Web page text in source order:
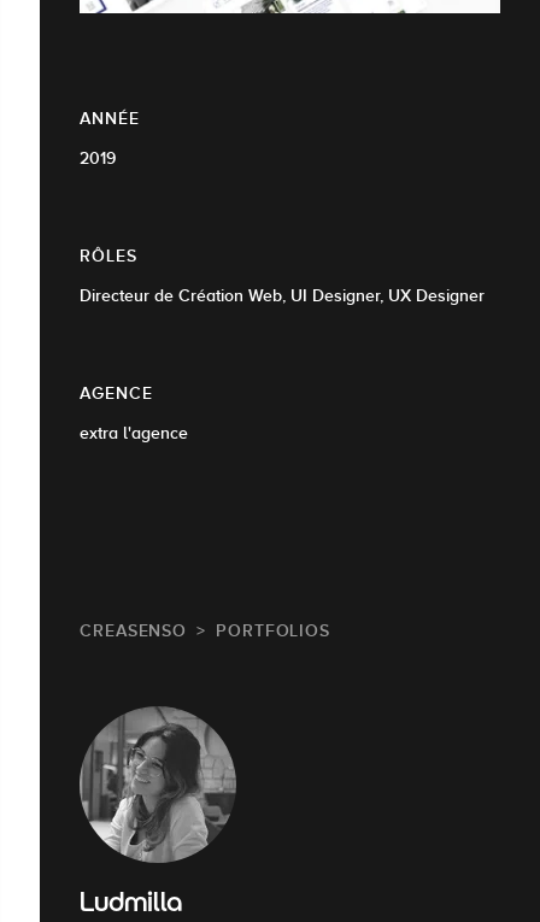
ANNÉE
2019
RÔLES
Directeur de Création Web, UI Designer, UX Designer
AGENCE
extra l'agence
CREASENSO PORTFOLIOS
Ludmilla